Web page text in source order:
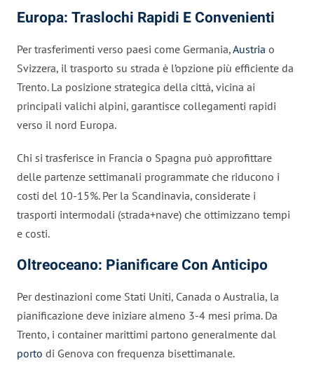
Europa: Traslochi Rapidi E Convenienti
Per trasferimenti verso paesi come Germania,Austria o
Svizzera, il trasporto su strada è l’opzione più efficiente da
Trento. La posizione strategica della città, vicina ai
principali valichi alpini, garantisce collegamenti rapidi
verso il nord Europa.
Chi si trasferisce in Francia o Spagna può approfittare
delle partenze settimanali programmate che riducono i
costi del 10-15%. Per la Scandinavia, considerate i
trasporti intermodali (strada+nave) che ottimizzano tempi
e costi.
Oltreoceano: Pianificare Con Anticipo
Per destinazioni come Stati Uniti, Canada o Australia, la
pianificazione deve iniziare almeno 3-4 mesi prima. Da
Trento, i container marittimi partono generalmente dal
porto di Genova con frequenza bisettimanale.